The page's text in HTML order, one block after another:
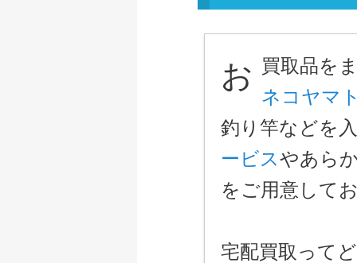
お 買取品を
ネコヤマ
釣り竿などを
ービスやあら
をご用意して
宅配買取って